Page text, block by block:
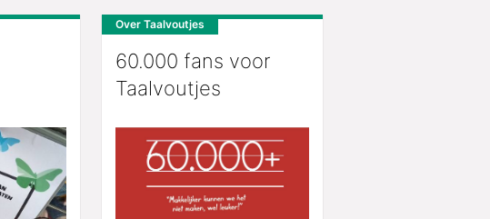
Over Taalvoutjes
60.000 fans voor
Taalvoutjes